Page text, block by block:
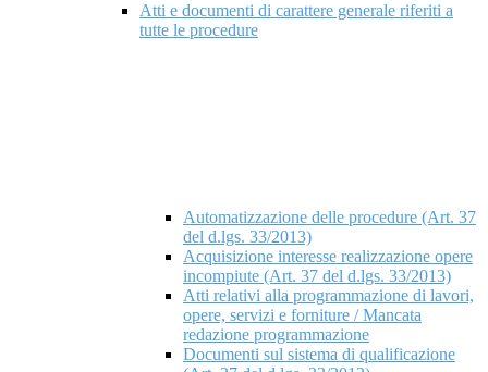
Atti e documenti di carattere generale riferiti a
tutte le procedure
Automatizzazione delle procedure (Art. 37
del d.lgs. 33/2013)
Acquisizione interesse realizzazione opere
incompiute (Art. 37 del d.lgs. 33/2013)
Atti relativi alla programmazione di lavori,
opere, servizi e forniture / Mancata
redazione programmazione
Documenti sul sistema di qualificazione